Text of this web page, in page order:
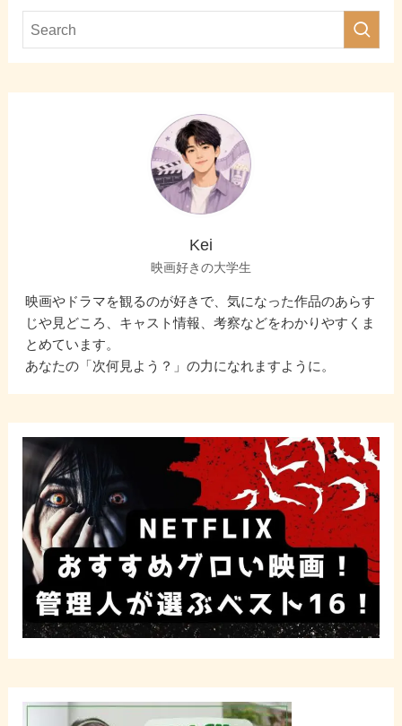
Kei
映画好きの大学生
映画やドラマを観るのが好きで、気になった作品のあらす
じや見どころ、キャスト情報、考察などをわかりやすくま
とめています。
あなたの「次何見よう？」の力になれますように。